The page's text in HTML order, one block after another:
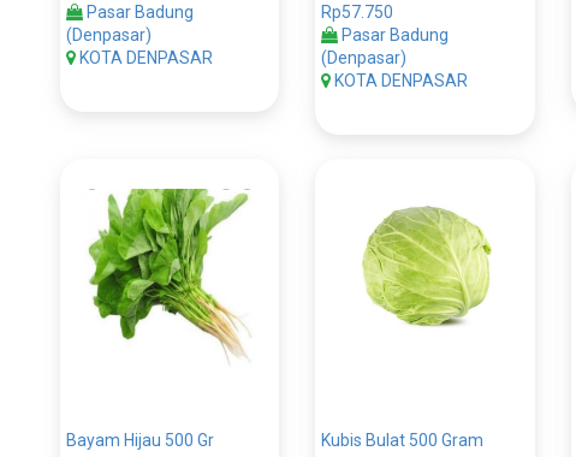
Pasar Badung
(Denpasar)
KOTA DENPASAR
Rp57.750
Pasar Badung
(Denpasar)
KOTA DENPASAR
Bayam Hijau 500 Gr Kubis Bulat 500 Gram